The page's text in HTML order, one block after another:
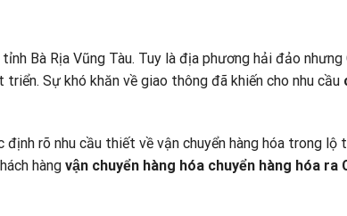
Bà Rịa Vũng Tàu. Tuy là địa phương hải đảo
triển. Sự khó khăn về giao thông đã khiến cho nhu cầu
định rõ nhu cầu thiết về vận chuyển hàng hóa trong lộ
hàng vận chuyển hàng hóa chuyển hàng hóa ra